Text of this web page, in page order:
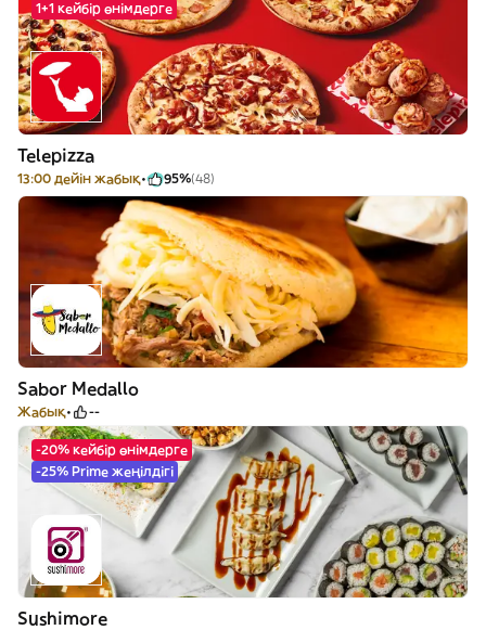
1+1 кейбір өнімдерге
Telepizza
13:00 дейін жабық 95%(48)
Sabor Medallo
Жабық --
-20% кейбір өнімдерге
-25% Prime жеңілдігі
Sushimore